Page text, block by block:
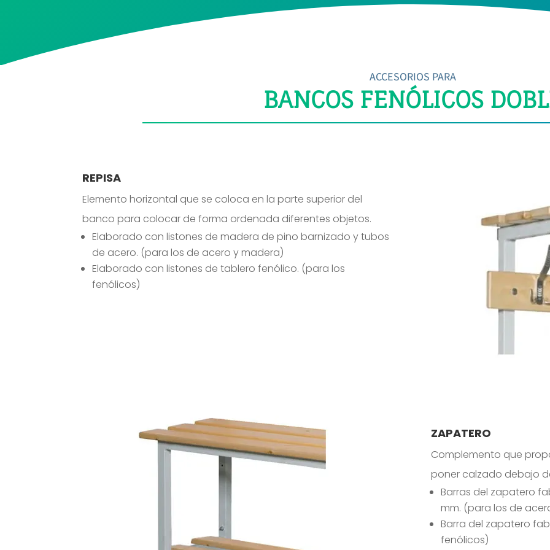
ACCESORIOS PARA
BANCOS FENÓLICOS
REPISA
Elemento horizontal que se coloca en la parte superior del
banco para colocar de forma ordenada diferentes objetos.
Elaborado con listones de madera de pino barnizado y tubos
de acero. (para los de acero y madera)
Elaborado con listones de tablero fenólico. (para los
fenólicos)
ZAPATERO
Complemento que
poner calzado debajo
Barras del zapatero
mm. (para los de
Barra del zapatero
fenólicos)